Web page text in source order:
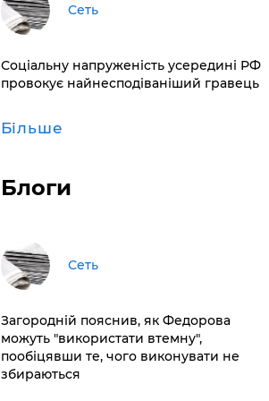
Сеть
Соціальну напруженість усередині РФ
провокує найнесподіваніший гравець
Більше
Блоги
Сеть
Загородній пояснив, як Федорова
можуть "використати втемну",
пообіцявши те, чого виконувати не
збираються